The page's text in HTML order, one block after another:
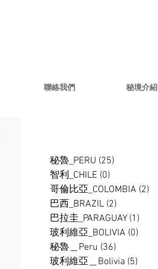
聯絡我們 秘境介紹
秘魯_PERU (25)
智利_CHILE (0)
哥倫比亞_COLOMBIA (2)
巴西_BRAZIL (2)
巴拉圭_PARAGUAY (1)
玻利維亞_BOLIVIA (0)
秘魯＿Peru (36)
玻利維亞＿Bolivia (5)